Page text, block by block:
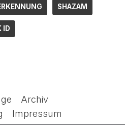
SHAZAM
ID
Archiv
Impressum